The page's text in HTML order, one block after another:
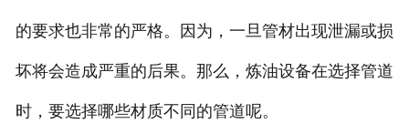
的要求也非常的严格。因为，一旦管材出现泄漏或损
坏将会造成严重的后果。那么，炼油设备在选择管道
时，要选择哪些材质不同的管道呢。